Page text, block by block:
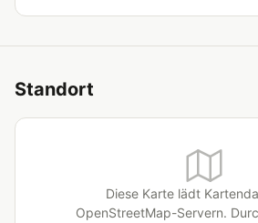
Standort
Diese Karte lädt
OpenStreetMap-Servern.